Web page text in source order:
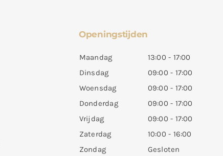
Openingstijden
Maandag
13:00 - 17:00
Dinsdag
09:00 - 17:00
Woensdag
09:00 - 17:00
Donderdag
09:00 - 17:00
Vrijdag
09:00 - 17:00
Zaterdag
10:00 - 16:00
Zondag
Gesloten